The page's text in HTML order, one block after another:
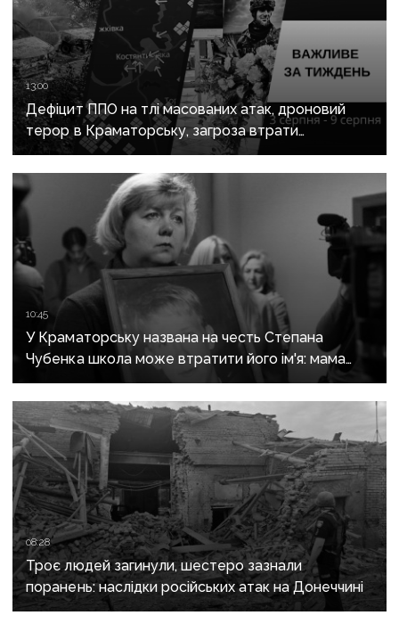
13:00
Дефіцит ППО на тлі масованих атак, дроновий
терор в Краматорську, загроза втрати
Костянтинівки та прощання з Олексієм Юковим:
важливе за тиждень
10:45
У Краматорську названа на честь Степана
Чубенка школа може втратити його ім'я: мама
загиблого героя розповіла про рішення влади
08:28
Троє людей загинули, шестеро зазнали
поранень: наслідки російських атак на Донеччині